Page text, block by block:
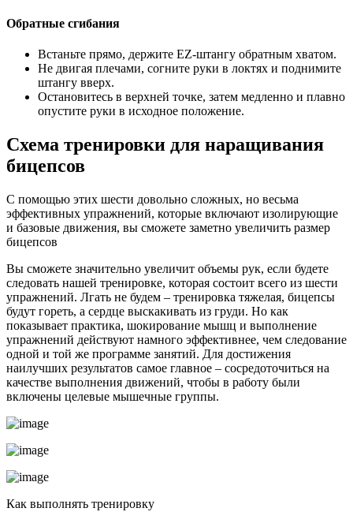
Обратные сгибания
Встаньте прямо, держите EZ-штангу обратным хватом.
Не двигая плечами, согните руки в локтях и поднимите
штангу вверх.
Остановитесь в верхней точке, затем медленно и плавно
опустите руки в исходное положение.
Схема тренировки для наращивания
бицепсов
С помощью этих шести довольно сложных, но весьма
эффективных упражнений, которые включают изолирующие
и базовые движения, вы сможете заметно увеличить размер
бицепсов
Вы сможете значительно увеличит объемы рук, если будете
следовать нашей тренировке, которая состоит всего из шести
упражнений. Лгать не будем – тренировка тяжелая, бицепсы
будут гореть, а сердце выскакивать из груди. Но как
показывает практика, шокирование мышц и выполнение
упражнений действуют намного эффективнее, чем следование
одной и той же программе занятий. Для достижения
наилучших результатов самое главное – сосредоточиться на
качестве выполнения движений, чтобы в работу были
включены целевые мышечные группы.
Как выполнять тренировку